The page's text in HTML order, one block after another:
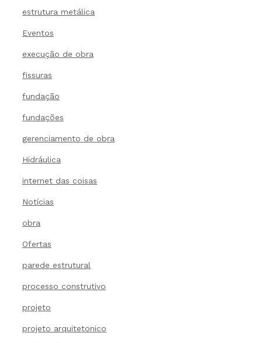
estrutura metálica
Eventos
execução de obra
fissuras
fundação
fundações
gerenciamento de obra
Hidráulica
internet das coisas
Notícias
obra
Ofertas
parede estrutural
processo construtivo
projeto
projeto arquitetonico